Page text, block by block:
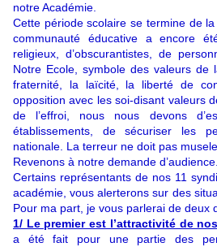
notre Académie.
Cette période scolaire se termine de
communauté éducative a encore
religieux, d’obscurantistes, de
Notre Ecole, symbole des valeurs de
fraternité, la laïcité, la liberté de
opposition avec les soi-disant valeurs
de l’effroi, nous nous devons
établissements, de sécuriser les
nationale. La terreur ne doit pas
Revenons à notre demande d’audience.
Certains représentants de nos 11
académie, vous alerterons sur des
Pour ma part, je vous parlerai de deux
1/ Le premier est l’attractivité de
a été fait pour une partie des